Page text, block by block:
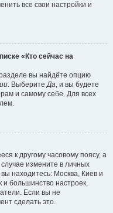
все свои настройки и
«Кто сейчас на
вы найдёте опцию
. ВыберитеДа, и вы будете
и самому себе. Для всех
к другому часовому поясу, а
измените в личных
находитесь: Москва, Киев и
и большинство настроек,
Если вы не
сделать это.